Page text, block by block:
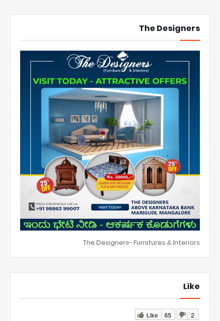
The Designers
The Designers- Furnitures & Interiors
Like
Like 65 2